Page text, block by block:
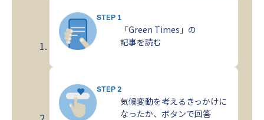
STEP 1
「Green Times」の
記事を読む
STEP 2
気候変動を考えるきっかけに
なったか、ボタンで回答